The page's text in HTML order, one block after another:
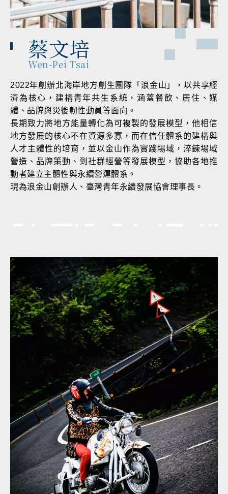
蔡文培
Wen-Pei Tsai
2022年創辦北海岸地方創生團隊「浪金山」，以共享經
濟為核心，建構青年共生系統，涵蓋餐飲、居住、媒
體、品牌與災後韌性動員等面向。
長期致力將地方能量轉化為可複製的發展模型，他相信
地方發展的核心不在資源多寡，而在信任體系的建構與
人才主體性的培育，並以金山作為實踐場域，淬鍊場域
營造、品牌策動、到社群經營等發展模型，協助各地推
動者建立主體性與永續營運體系。
現為浪金山創辦人、臺灣青年永續發展協會理事長。